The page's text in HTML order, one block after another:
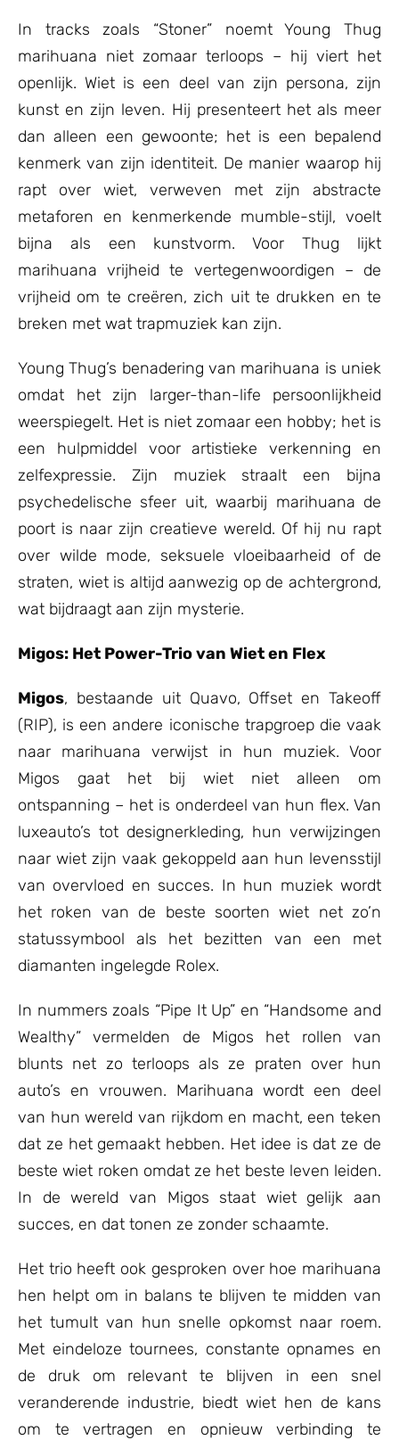
In tracks zoals “Stoner” noemt Young Thug
marihuana niet zomaar terloops – hij viert het
openlijk. Wiet is een deel van zijn persona, zijn
kunst en zijn leven. Hij presenteert het als meer
dan alleen een gewoonte; het is een bepalend
kenmerk van zijn identiteit. De manier waarop hij
rapt over wiet, verweven met zijn abstracte
metaforen en kenmerkende mumble-stijl, voelt
bijna als een kunstvorm. Voor Thug lijkt
marihuana vrijheid te vertegenwoordigen – de
vrijheid om te creëren, zich uit te drukken en te
breken met wat trapmuziek kan zijn.
Young Thug’s benadering van marihuana is uniek
omdat het zijn larger-than-life persoonlijkheid
weerspiegelt. Het is niet zomaar een hobby; het is
een hulpmiddel voor artistieke verkenning en
zelfexpressie. Zijn muziek straalt een bijna
psychedelische sfeer uit, waarbij marihuana de
poort is naar zijn creatieve wereld. Of hij nu rapt
over wilde mode, seksuele vloeibaarheid of de
straten, wiet is altijd aanwezig op de achtergrond,
wat bijdraagt aan zijn mysterie.
Migos: Het Power-Trio van Wiet en Flex
Migos, bestaande uit Quavo, Offset en Takeoff
(RIP), is een andere iconische trapgroep die vaak
naar marihuana verwijst in hun muziek. Voor
Migos gaat het bij wiet niet alleen om
ontspanning – het is onderdeel van hun flex. Van
luxeauto’s tot designerkleding, hun verwijzingen
naar wiet zijn vaak gekoppeld aan hun levensstijl
van overvloed en succes. In hun muziek wordt
het roken van de beste soorten wiet net zo’n
statussymbool als het bezitten van een met
diamanten ingelegde Rolex.
In nummers zoals “Pipe It Up” en “Handsome and
Wealthy” vermelden de Migos het rollen van
blunts net zo terloops als ze praten over hun
auto’s en vrouwen. Marihuana wordt een deel
van hun wereld van rijkdom en macht, een teken
dat ze het gemaakt hebben. Het idee is dat ze de
beste wiet roken omdat ze het beste leven leiden.
In de wereld van Migos staat wiet gelijk aan
succes, en dat tonen ze zonder schaamte.
Het trio heeft ook gesproken over hoe marihuana
hen helpt om in balans te blijven te midden van
het tumult van hun snelle opkomst naar roem.
Met eindeloze tournees, constante opnames en
de druk om relevant te blijven in een snel
veranderende industrie, biedt wiet hen de kans
om te vertragen en opnieuw verbinding te